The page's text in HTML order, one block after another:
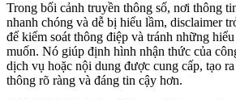
Trong bối cảnh truyền thông số, nơi thông
nhanh chóng và dễ bị hiểu lầm, disclaimer
để kiểm soát thông điệp và tránh những
muốn. Nó giúp định hình nhận thức của
dịch vụ hoặc nội dung được cung cấp, tạo
thông rõ ràng và đáng tin cậy hơn.